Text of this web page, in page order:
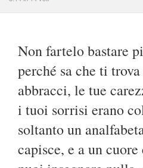
Non fartelo bastare
perché sa che ti
abbracci, le tue
i tuoi sorrisi erano
soltanto un
capisce, e a un